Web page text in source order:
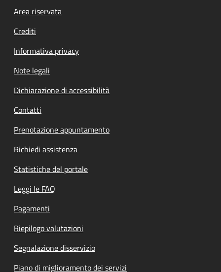
Footer menu
Area riservata
Crediti
Informativa privacy
Note legali
Dichiarazione di accessibilità
Contatti
Prenotazione appuntamento
Richiedi assistenza
Statistiche del portale
Leggi le FAQ
Pagamenti
Riepilogo valutazioni
Segnalazione disservizio
Piano di miglioramento dei servizi